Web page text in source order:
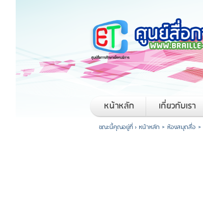
หน้าหลัก เกี่ยวกับเรา
ขณะนี้คุณอยู่ที่ › หน้าหลัก > ห้องสมุดสื่อ >